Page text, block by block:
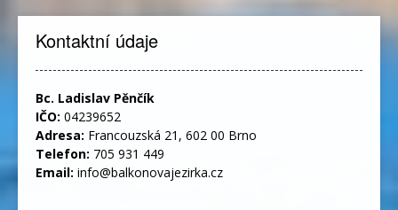
Kontaktní údaje
Bc. Ladislav Pěnčík
IČO: 04239652
Adresa: Francouzská 21, 602 00 Brno
Telefon: 705 931 449
Email: info@balkonovajezirka.cz